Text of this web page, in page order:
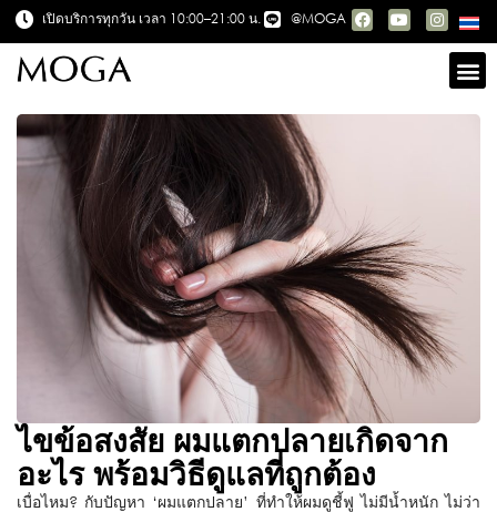
เปิดบริการทุกวัน เวลา 10:00–21:00 น. @MOGA
ไขข้อสงสัย ผมแตกปลายเกิดจาก
อะไร พร้อมวิธีดูแลที่ถูกต้อง
เบื่อไหม? กับปัญหา ‘ผมแตกปลาย’ ที่ทำให้ผมดูชี้ฟู ไม่มีน้ำหนัก ไม่ว่า